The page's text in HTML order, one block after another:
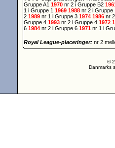
Gruppe A1 1970 nr 2 i Gruppe B2
1 i Gruppe 1 1969 1988 nr 2 i
2 1989 nr 1 i Gruppe 3 1974 1986 nr
Gruppe 4 1993 nr 2 i Gruppe 4 1972
6 1984 nr 2 i Gruppe 6 1971 nr 1 i
Royal League-placeringer: nr 2
©
Danmarks